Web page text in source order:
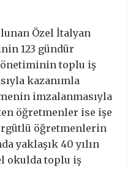
Özel İtalyan
123 gündür
toplu iş
kazanımla
imzalanmasıyla
öğretmenler ise işe
öğretmenlerin
yaklaşık 40 yılın
okulda toplu iş